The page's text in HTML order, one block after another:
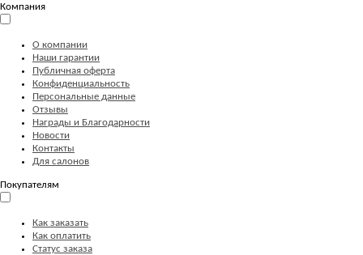
Компания
О компании
Наши гарантии
Публичная оферта
Конфиденциальность
Персональные данные
Отзывы
Награды и Благодарности
Новости
Контакты
Для салонов
Покупателям
Как заказать
Как оплатить
Статус заказа